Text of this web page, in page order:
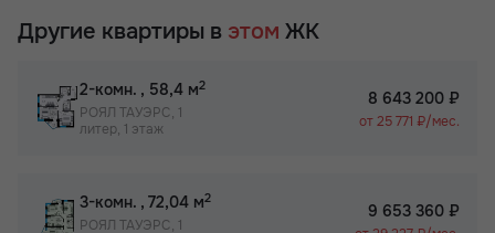
Другие квартиры в этом ЖК
2-комн. , 58,4 м2
РОЯЛ ТАУЭРС, 1
литер, 1 этаж
8 643 200 ₽
от 25 771 ₽/мес.
3-комн. , 72,04 м2
РОЯЛ ТАУЭРС, 1
9 653 360 ₽